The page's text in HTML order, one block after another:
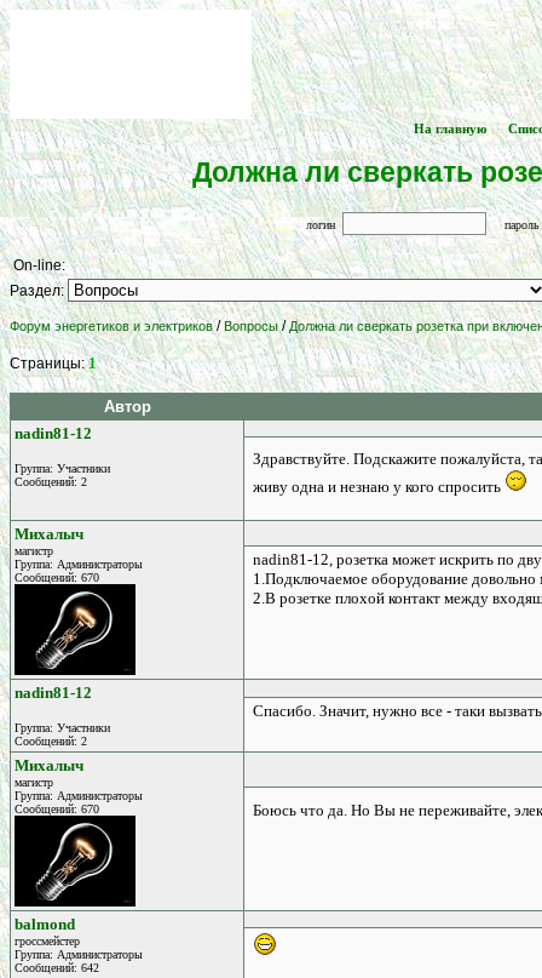
[На главную ] -- [
Должна ли сверкать
логин
On-line:
Раздел:
Форум энергетиков и электриков/Вопросы/Должна ли сверкать розетка при
Страницы:1
Автор
nadin81-12
Группа: Участники
Сообщений: 2
Здравствуйте. Подскажите пожалуйста,
живу одна и незнаю у кого спросить
Михалыч
магистр
Группа: Администраторы
Сообщений: 670
nadin81-12, розетка может искрить по
1.Подключаемое оборудование
2.В розетке плохой контакт между
nadin81-12
Группа: Участники
Сообщений: 2
Спасибо. Значит, нужно все - таки
Михалыч
магистр
Группа: Администраторы
Сообщений: 670
Боюсь что да. Но Вы не переживайте,
balmond
гроссмейстер
Группа: Администраторы
Сообщений: 642